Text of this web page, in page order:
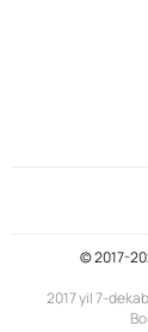
© 2017-
2017 yil 7-